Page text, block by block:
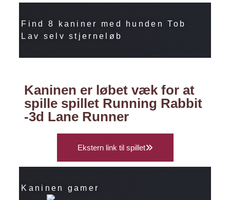
Find 8 kaniner med hunden Tob
Lav selv stjerneløb
Kaninen er løbet væk for at
spille spillet Running Rabbit
-3d Lane Runner
Ekstern link til spillet
Kaninen gamer